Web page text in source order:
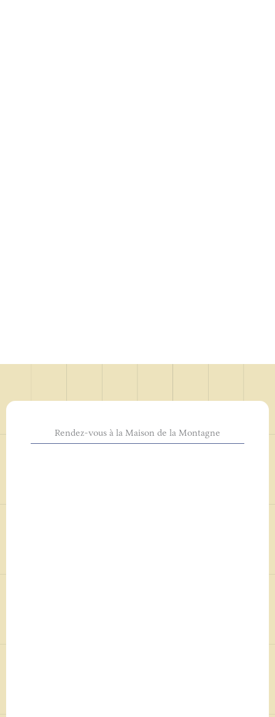
Rendez-vous à la Maison de la Montagne